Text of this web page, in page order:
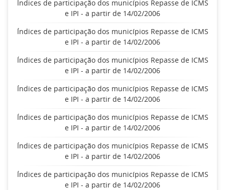
Índices de participação dos municípios Repasse de ICMS
e IPI - a partir de 14/02/2006
Índices de participação dos municípios Repasse de ICMS
e IPI - a partir de 14/02/2006
Índices de participação dos municípios Repasse de ICMS
e IPI - a partir de 14/02/2006
Índices de participação dos municípios Repasse de ICMS
e IPI - a partir de 14/02/2006
Índices de participação dos municípios Repasse de ICMS
e IPI - a partir de 14/02/2006
Índices de participação dos municípios Repasse de ICMS
e IPI - a partir de 14/02/2006
Índices de participação dos municípios Repasse de ICMS
e IPI - a partir de 14/02/2006